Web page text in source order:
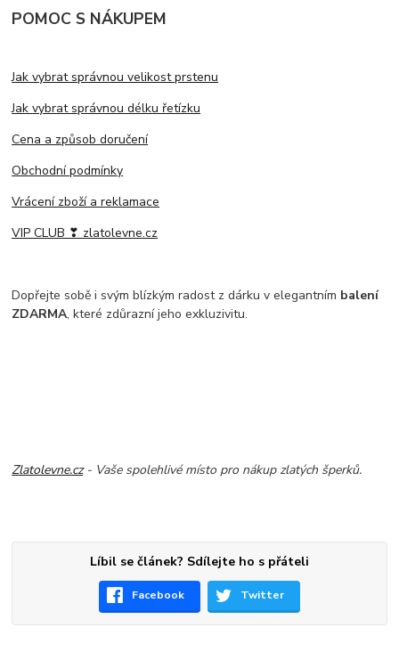
POMOC S NÁKUPEM
Jak vybrat správnou velikost prstenu
Jak vybrat správnou délku řetízku
Cena a způsob doručení
Obchodní podmínky
Vrácení zboží a reklamace
VIP CLUB ❣ zlatolevne.cz
Dopřejte sobě i svým blízkým radost z dárku v elegantním balení
ZDARMA, které zdůrazní jeho exkluzivitu.
Zlatolevne.cz- Vaše spolehlivé místo pro nákup zlatých šperků.
Líbil se článek? Sdílejte ho s přáteli
Facebook Twitter